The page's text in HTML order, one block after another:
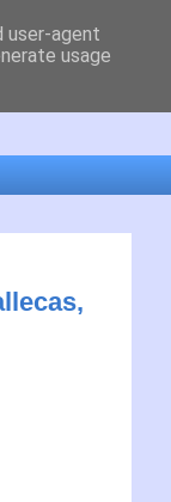
user-agent
usage